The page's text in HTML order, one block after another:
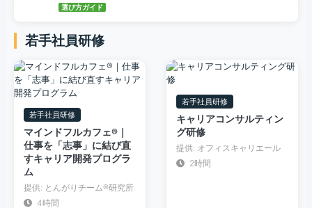
選び方ガイド
若手社員研修
若手社員研修
マインドフルカフェ®︎｜
仕事を「志事」に結び直
すキャリア開発プログラ
ム
提供: とんがりチーム®︎研究所
4時間
若手社員研修
キャリアコンサルティン
グ研修
提供: オフィスキャリエール
2時間